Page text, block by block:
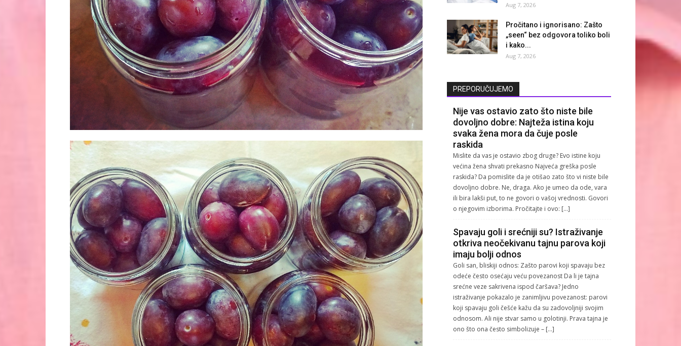
Aug 7, 2026
Pročitano i ignorisano: Zašto
„seen“ bez odgovora toliko boli
i kako...
Aug 7, 2026
PREPORUČUJEMO
Nije vas ostavio zato što niste bile
dovoljno dobre: Najteža istina koju
svaka žena mora da čuje posle
raskida
Mislite da vas je ostavio zbog druge? Evo istine koju
većina žena shvati prekasno Najveća greška posle
raskida? Da pomislite da je otišao zato što vi niste bile
dovoljno dobre. Ne, draga. Ako je umeo da ode, vara
ili bira lakši put, to ne govori o vašoj vrednosti. Govori
o njegovim izborima. Pročitajte i ovo: […]
Spavaju goli i srećniji su? Istraživanje
otkriva neočekivanu tajnu parova koji
imaju bolji odnos
Goli san, bliskiji odnos: Zašto parovi koji spavaju bez
odeće često osećaju veću povezanost Da li je tajna
srećne veze sakrivena ispod čaršava? Jedno
istraživanje pokazalo je zanimljivu povezanost: parovi
koji spavaju goli češće kažu da su zadovoljniji svojim
odnosom. Ali nije stvar samo u golotinji. Prava tajna je
ono što ona često simbolizuje – […]